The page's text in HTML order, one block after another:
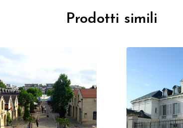
Prodotti simili